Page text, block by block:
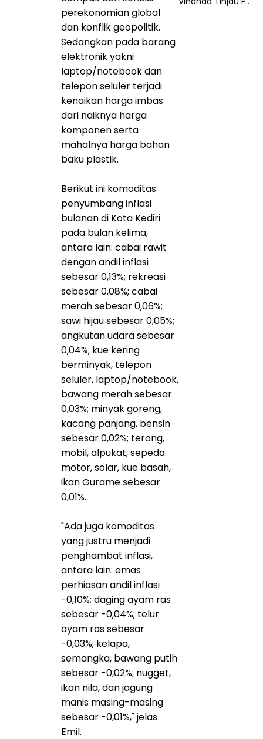
perekonomian global
dan konflik geopolitik.
Sedangkan pada barang
elektronik yakni
laptop/notebook dan
telepon seluler terjadi
kenaikan harga imbas
dari naiknya harga
komponen serta
mahalnya harga bahan
baku plastik.
Berikut ini komoditas
penyumbang inflasi
bulanan di Kota Kediri
pada bulan kelima,
antara lain: cabai rawit
dengan andil inflasi
sebesar 0,13%; rekreasi
sebesar 0,08%; cabai
merah sebesar 0,06%;
sawi hijau sebesar 0,05%;
angkutan udara sebesar
0,04%; kue kering
berminyak, telepon
seluler, laptop/notebook,
bawang merah sebesar
0,03%; minyak goreng,
kacang panjang, bensin
sebesar 0,02%; terong,
mobil, alpukat, sepeda
motor, solar, kue basah,
ikan Gurame sebesar
0,01%.
"Ada juga komoditas
yang justru menjadi
penghambat inflasi,
antara lain: emas
perhiasan andil inflasi
-0,10%; daging ayam ras
sebesar -0,04%; telur
ayam ras sebesar
-0,03%; kelapa,
semangka, bawang putih
sebesar -0,02%; nugget,
ikan nila, dan jagung
manis masing-masing
sebesar -0,01%," jelas
Emil.